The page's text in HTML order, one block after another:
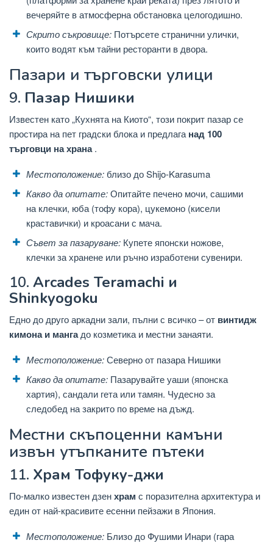
вечеряйте в атмосферна обстановка целогодишно.
Скрито съкровище: Потърсете странични улички,
които водят към тайни ресторанти в двора.
Пазари и търговски улици
9. Пазар Нишики
Известен като „Кухнята на Киото“, този покрит пазар се
простира на пет градски блока и предлага над 100
търговци на храна.
Местоположение:близо до Shijo-Karasuma
Какво да опитате:Опитайте печено мочи, сашими
на клечки, юба (тофу кора), цукемоно (кисели
краставички) и кроасани с мача.
Съвет за пазаруване: Купете японски ножове,
клечки за хранене или ръчно изработени сувенири.
10. Arcades Teramachi и
Shinkyogoku
Едно до друго аркадни зали, пълни с всичко – от винтидж
кимона и мангадо козметика и местни занаяти.
Местоположение:Северно от пазара Нишики
Какво да опитате: Пазарувайте уаши (японска
хартия), сандали гета или тамян. Чудесно за
следобед на закрито по време на дъжд.
Местни скъпоценни камъни
извън утъпканите пътеки
11. Храм Тофуку-джи
По-малко известен дзенхрам с поразителна архитектура и
един от най-красивите есенни пейзажи в Япония.
Местоположение: Близо до Фушими Инари (гара